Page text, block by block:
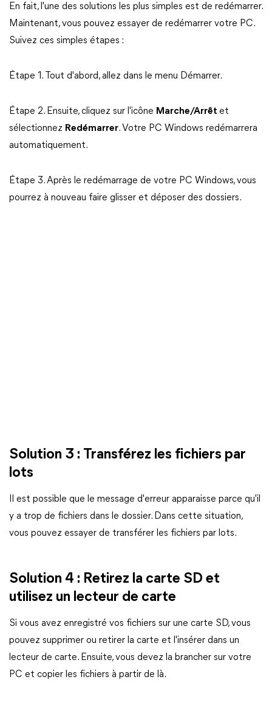
En fait, l'une des solutions les plus simples est de redémarrer.
Maintenant, vous pouvez essayer de redémarrer votre PC.
Suivez ces simples étapes :
Étape 1. Tout d'abord, allez dans le menu Démarrer.
Étape 2. Ensuite, cliquez sur l'icône Marche/Arrêt et
sélectionnez Redémarrer. Votre PC Windows redémarrera
automatiquement.
Étape 3. Après le redémarrage de votre PC Windows, vous
pourrez à nouveau faire glisser et déposer des dossiers.
Solution 3 : Transférez les fichiers par
lots
Il est possible que le message d'erreur apparaisse parce qu'il
y a trop de fichiers dans le dossier. Dans cette situation,
vous pouvez essayer de transférer les fichiers par lots.
Solution 4 : Retirez la carte SD et
utilisez un lecteur de carte
Si vous avez enregistré vos fichiers sur une carte SD, vous
pouvez supprimer ou retirer la carte et l'insérer dans un
lecteur de carte. Ensuite, vous devez la brancher sur votre
PC et copier les fichiers à partir de là.